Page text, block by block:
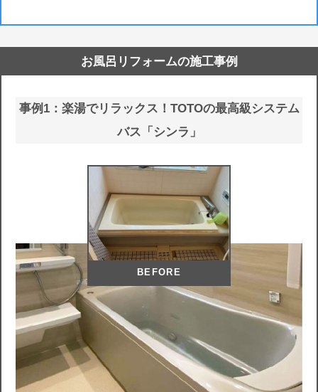
お風呂リフォームの施工事例
事例1：楽湯でリラックス！TOTOの最高級システム
バス「シンラ」
BEFORE